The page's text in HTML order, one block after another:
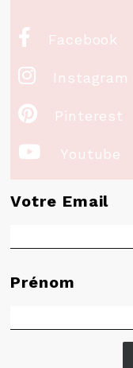
 Facebook
 Instagram
 Pinterest
 Youtube
Votre Email
Prénom